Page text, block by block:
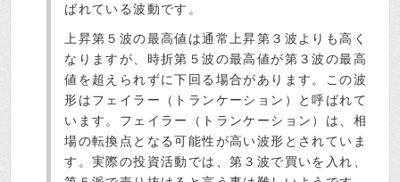
ばれている波動です。
上昇第５波の最高値は通常上昇第３波よりも高く
なりますが、時折第５波の最高値が第３波の最高
値を超えられずに下回る場合があります。この波
形はフェイラー（トランケーション）と呼ばれて
います。フェイラー（トランケーション）は、相
場の転換点となる可能性が高い波形とされていま
す。実際の投資活動では、第３波で買いを入れ、